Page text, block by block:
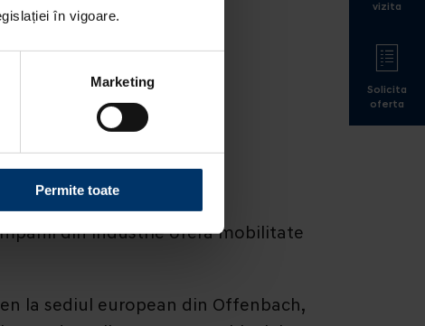
în vigoare.
Marketing
Permite toate
din industrie ofera mobilitate
la sediul european din Offenbach,
vizita
Solicita
oferta